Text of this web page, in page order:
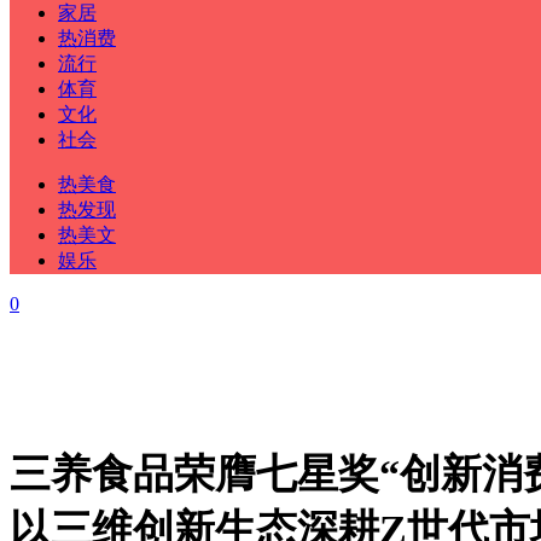
家居
热消费
流行
体育
文化
社会
热美食
热发现
热美文
娱乐
0
三养食品荣膺七星奖“创新消
以三维创新生态深耕Z世代市